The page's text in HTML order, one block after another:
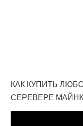
КАК КУПИТЬ
СЕРЕВЕРЕ